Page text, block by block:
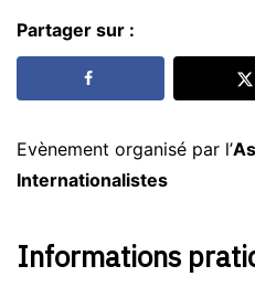
Partager sur :
Evènement organisé par l’
Internationalistes
Informations